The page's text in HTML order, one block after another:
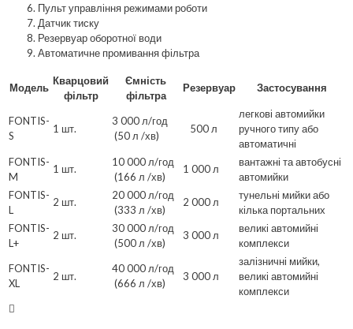
Пульт управління режимами роботи
Датчик тиску
Резервуар оборотної води
Автоматичне промивання фільтра
Модель
Кварцовий
фільтр
Ємність
фільтра
Резервуар Застосування
FONTIS-
S
1 шт.
3 000 л/год
(50 л /хв)
500 л
легкові автомийки
ручного типу або
автоматичні
FONTIS-
M
1 шт.
10 000 л/год
(166 л /хв)
1 000 л
вантажні та автобусні
автомийки
FONTIS-
L
2 шт.
20 000 л/год
(333 л /хв)
2 000 л
тунельні мийки або
кілька портальних
FONTIS-
L+
2 шт.
30 000 л/год
(500 л /хв)
3 000 л
великі автомийні
комплекси
FONTIS-
XL
2 шт.
40 000 л/год
(666 л /хв)
3 000 л
залізничні мийки,
великі автомийні
комплекси